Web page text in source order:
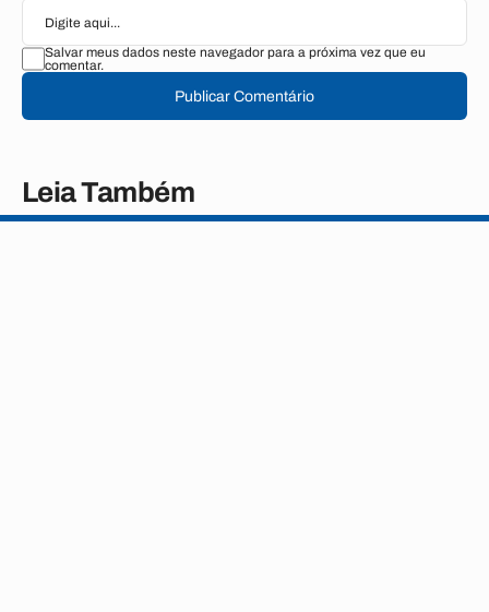
Salvar meus dados neste navegador para a próxima vez que eu
comentar.
Publicar Comentário
Leia Também